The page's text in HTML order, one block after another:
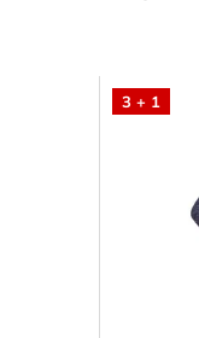
3 + 1